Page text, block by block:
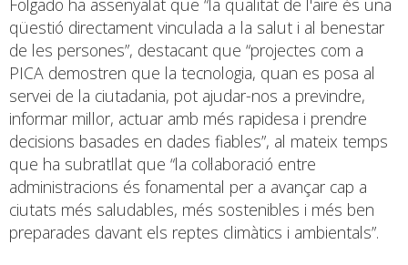
qüestió directament vinculada a la salut i al benestar
de les persones”, destacant que “projectes com a
PICA demostren que la tecnologia, quan es posa al
servei de la ciutadania, pot ajudar-nos a previndre,
informar millor, actuar amb més rapidesa i prendre
decisions basades en dades fiables”, al mateix temps
que ha subratllat que “la col·laboració entre
administracions és fonamental per a avançar cap a
ciutats més saludables, més sostenibles i més ben
preparades davant els reptes climàtics i ambientals”.